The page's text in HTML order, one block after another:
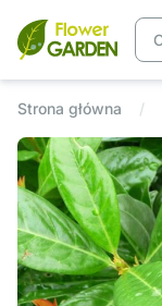
Strona główna